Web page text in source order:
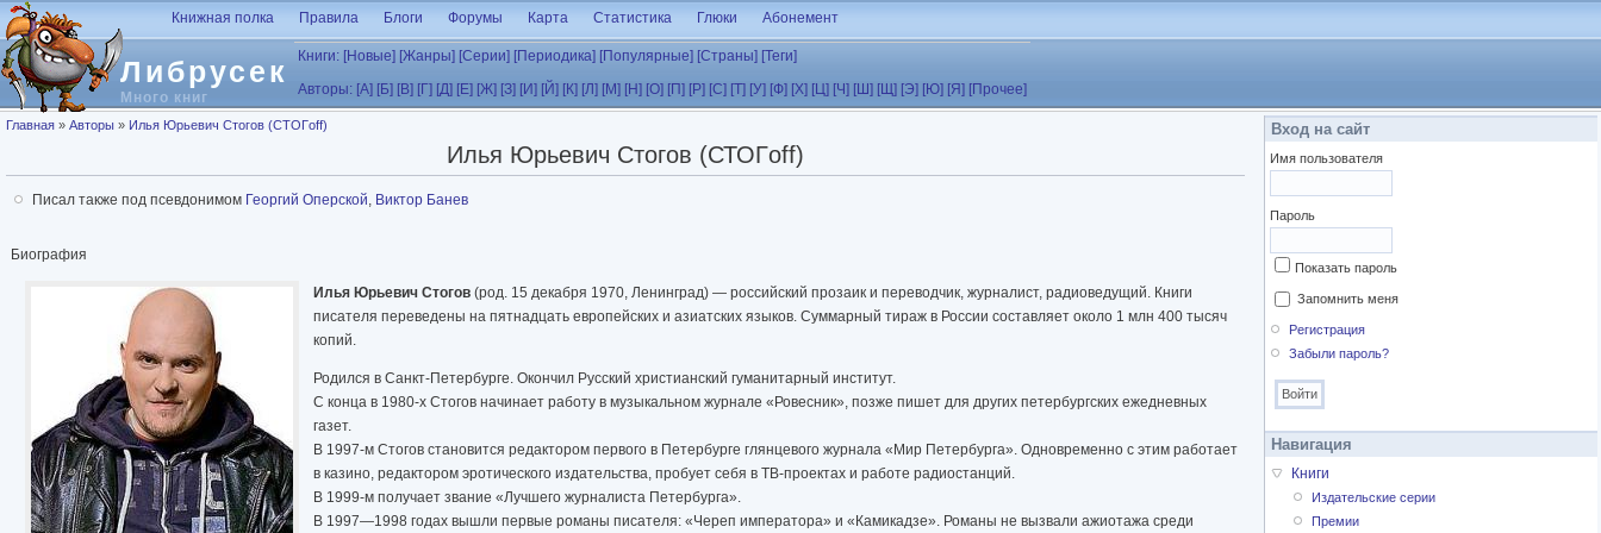
Перейти к основному содержанию
Либрусек
Много книг
Книжная полка Правила Блоги Форумы Карта Статистика Глюки Абонемент
Книги: [Новые] [Жанры] [Серии] [Периодика] [Популярные] [Страны] [Теги]
Авторы: [А] [Б] [В] [Г] [Д] [Е] [Ж] [З] [И] [Й] [К] [Л] [М] [Н] [О] [П] [Р] [С] [Т] [У] [Ф] [Х] [Ц] [Ч] [Ш] [Щ] [Э] [Ю] [Я] [Прочее]
Вы здесь
Главная » Авторы » Илья Юрьевич Стогов (СТОГoff)
Илья Юрьевич Стогов (СТОГoff)
Писал также под псевдонимом Георгий Оперской, Виктор Банев
Биография
Илья Юрьевич Стогов (род. 15 декабря 1970, Ленинград) — российский прозаик и переводчик, журналист, радиоведущий. Книги
писателя переведены на пятнадцать европейских и азиатских языков. Суммарный тираж в России составляет около 1 млн 400 тысяч
копий.
Родился в Санкт-Петербурге. Окончил Русский христианский гуманитарный институт.
С конца в 1980-х Стогов начинает работу в музыкальном журнале «Ровесник», позже пишет для других петербургских ежедневных
газет.
В 1997-м Стогов становится редактором первого в Петербурге глянцевого журнала «Мир Петербурга». Одновременно с этим работает
в казино, редактором эротического издательства, пробует себя в ТВ-проектах и работе радиостанций.
В 1999-м получает звание «Лучшего журналиста Петербурга».
В 1997—1998 годах вышли первые романы писателя: «Череп императора» и «Камикадзе». Романы не вызвали ажиотажа среди
Вход на сайт
Имя пользователя
Пароль
Показать пароль
Запомнить меня
Регистрация
Забыли пароль?
Навигация
Книги
Издательские серии
Премии